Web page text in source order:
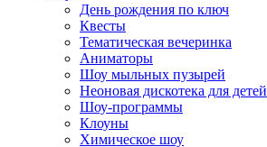
День рождения по ключ
Квесты
Тематическая вечеринка
Аниматоры
Шоу мыльных пузырей
Неоновая дискотека для детей
Шоу-программы
Клоуны
Химическое шоу